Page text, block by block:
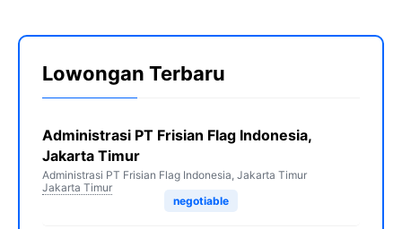
Lowongan Terbaru
Administrasi PT Frisian Flag Indonesia,
Jakarta Timur
Administrasi PT Frisian Flag Indonesia, Jakarta Timur
Jakarta Timur
negotiable